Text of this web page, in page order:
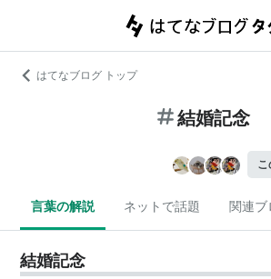
はてなブログ トップ
結婚記念
こ
言葉の解説 ネットで話題 関連ブ
結婚記念